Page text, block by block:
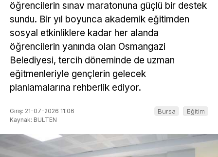
öğrencilerin sınav maratonuna güçlü bir destek
sundu. Bir yıl boyunca akademik eğitimden
sosyal etkinliklere kadar her alanda
öğrencilerin yanında olan Osmangazi
Belediyesi, tercih döneminde de uzman
eğitmenleriyle gençlerin gelecek
planlamalarına rehberlik ediyor.
Giriş: 21-07-2026 11:06
Kaynak: BULTEN
Bursa Eğitim